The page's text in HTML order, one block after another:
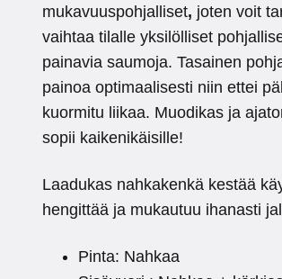
mukavuuspohjalliset, joten voit
vaihtaa tilalle yksilölliset
painavia saumoja. Tasainen
painoa optimaalisesti niin ettei
kuormitu liikaa. Muodikas ja
sopii kaikenikäisille!
Laadukas nahkakenkä kestää
hengittää ja mukautuu ihanasti
Pinta: Nahkaa